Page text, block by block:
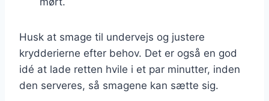
Husk at smage til undervejs og justere
krydderierne efter behov. Det er også en god
idé at lade retten hvile i et par minutter, inden
den serveres, så smagene kan sætte sig.